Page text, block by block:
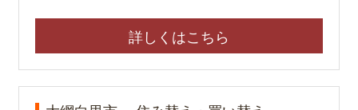
詳しくはこちら